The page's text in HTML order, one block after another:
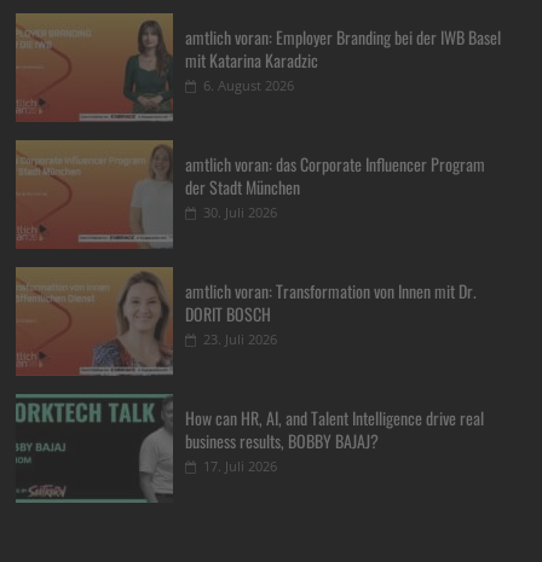
amtlich voran: Employer Branding bei der IWB Basel
mit Katarina Karadzic
6. August 2026
amtlich voran: das Corporate Influencer Program
der Stadt München
30. Juli 2026
amtlich voran: Transformation von Innen mit Dr.
DORIT BOSCH
23. Juli 2026
How can HR, AI, and Talent Intelligence drive real
business results, BOBBY BAJAJ?
17. Juli 2026